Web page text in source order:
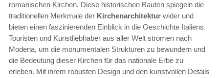
romanischen Kirchen. Diese historischen Bauten spiegeln die
traditionellen Merkmale der Kirchenarchitektur wider und
bieten einen faszinierenden Einblick in die Geschichte Italiens.
Touristen und Kunstliebhaber aus aller Welt strömen nach
Modena, um die monumentalen Strukturen zu bewundern und
die Bedeutung dieser Kirchen für das nationale Erbe zu
erleben. Mit ihrem robusten Design und den kunstvollen Details